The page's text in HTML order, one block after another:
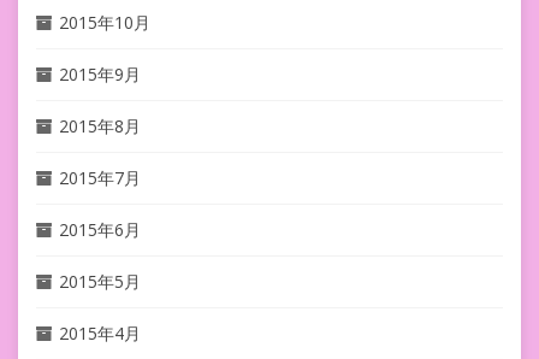
2015年10月
2015年9月
2015年8月
2015年7月
2015年6月
2015年5月
2015年4月